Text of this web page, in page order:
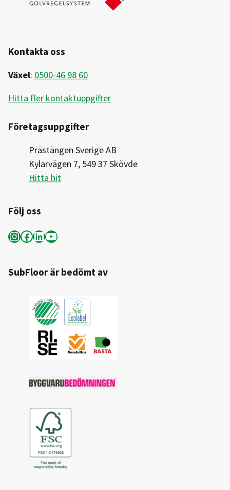
Kontakta oss
Växel: 0500-46 98 60
Hitta fler kontaktuppgifter
Företagsuppgifter
Prästängen Sverige AB
Kylarvägen 7, 549 37 Skövde
Hitta hit
Följ oss
InstagramFacebook LinkedIn YouTube
SubFloor är bedömt av